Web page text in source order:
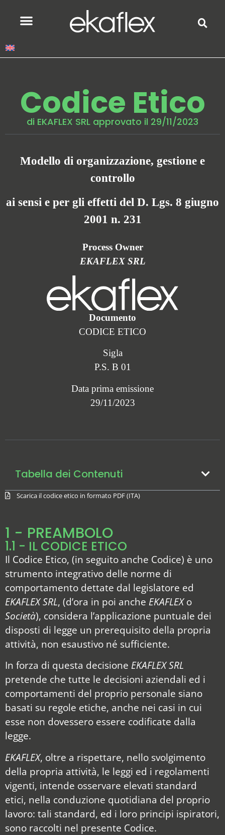
Codice Etico
di EKAFLEX SRL approvato il 29/11/2023
Modello di organizzazione, gestione e
controllo
ai sensi e per gli effetti del D. Lgs. 8 giugno
2001 n. 231
Process Owner
EKAFLEX SRL
Documento
CODICE ETICO
Sigla
P.S. B 01
Data prima emissione
29/11/2023
Tabella dei Contenuti
Scarica il codice etico in formato PDF (ITA)
1 - PREAMBOLO
1.1 - IL CODICE ETICO
Il Codice Etico, (in seguito anche Codice) è uno
strumento integrativo delle norme di
comportamento dettate dal legislatore ed
EKAFLEX SRL, (d’ora in poi anche EKAFLEXo
Società), considera l’applicazione puntuale dei
disposti di legge un prerequisito della propria
attività, non esaustivo né sufficiente.
In forza di questa decisione EKAFLEX SRL
pretende che tutte le decisioni aziendali ed i
comportamenti del proprio personale siano
basati su regole etiche, anche nei casi in cui
esse non dovessero essere codificate dalla
legge.
EKAFLEX, oltre a rispettare, nello svolgimento
della propria attività, le leggi ed i regolamenti
vigenti, intende osservare elevati standard
etici, nella conduzione quotidiana del proprio
lavoro: tali standard, ed i loro principi ispiratori,
sono raccolti nel presente Codice.